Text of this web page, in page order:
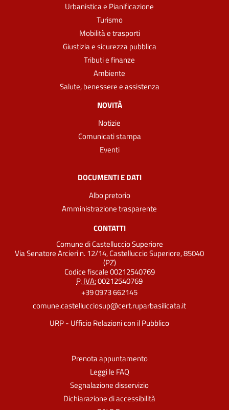
Urbanistica e Pianificazione
Turismo
Mobilità e trasporti
Giustizia e sicurezza pubblica
Tributi e finanze
Ambiente
Salute, benessere e assistenza
NOVITÀ
Notizie
Comunicati stampa
Eventi
DOCUMENTI E DATI
Albo pretorio
Amministrazione trasparente
CONTATTI
Comune di Castelluccio Superiore
Via Senatore Arcieri n. 12/14, Castelluccio Superiore, 85040
(PZ)
Codice fiscale 00212540769
P. IVA:00212540769
+39 0973 662145
comune.castellucciosup@cert.ruparbasilicata.it
URP - Ufficio Relazioni con il Pubblico
Prenota appuntamento
Leggi le FAQ
Segnalazione disservizio
Dichiarazione di accessibilità